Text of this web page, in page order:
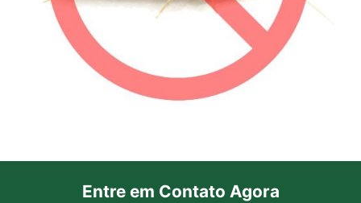
Entre em Contato Agora